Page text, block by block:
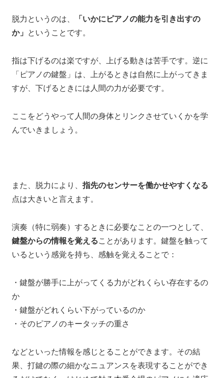
脱力というのは、
「いかにピアノの能力を引き出すの
か」
ということです。
指は下げるのは楽ですが、上げる動きは苦手です。逆に
「ピアノの鍵盤」は、上がるときは自然に上がってきま
すが、下げるときには人間の力が必要です。
ここをどうやって人間の身体とリンクさせていくかを学
んでいきましょう。
また、脱力により、 指先のセンサーを働かせやすくなる
点は大きいと言えます。
演奏（特に弱奏）するときに必要なことの一つとして、
鍵盤からの情報を覚えることがあります。 鍵盤を触って
いるという感覚を持ち、 感触を覚える ことで：
・鍵盤が勝手に上がってくる力がどれくらい存在するの
か
・鍵盤がどれくらい下がっているのか
・そのピアノのキータッチの重さ
などといった情報を感じとることができます。その結
果、打鍵の際の細かなニュアンスを表現することができ